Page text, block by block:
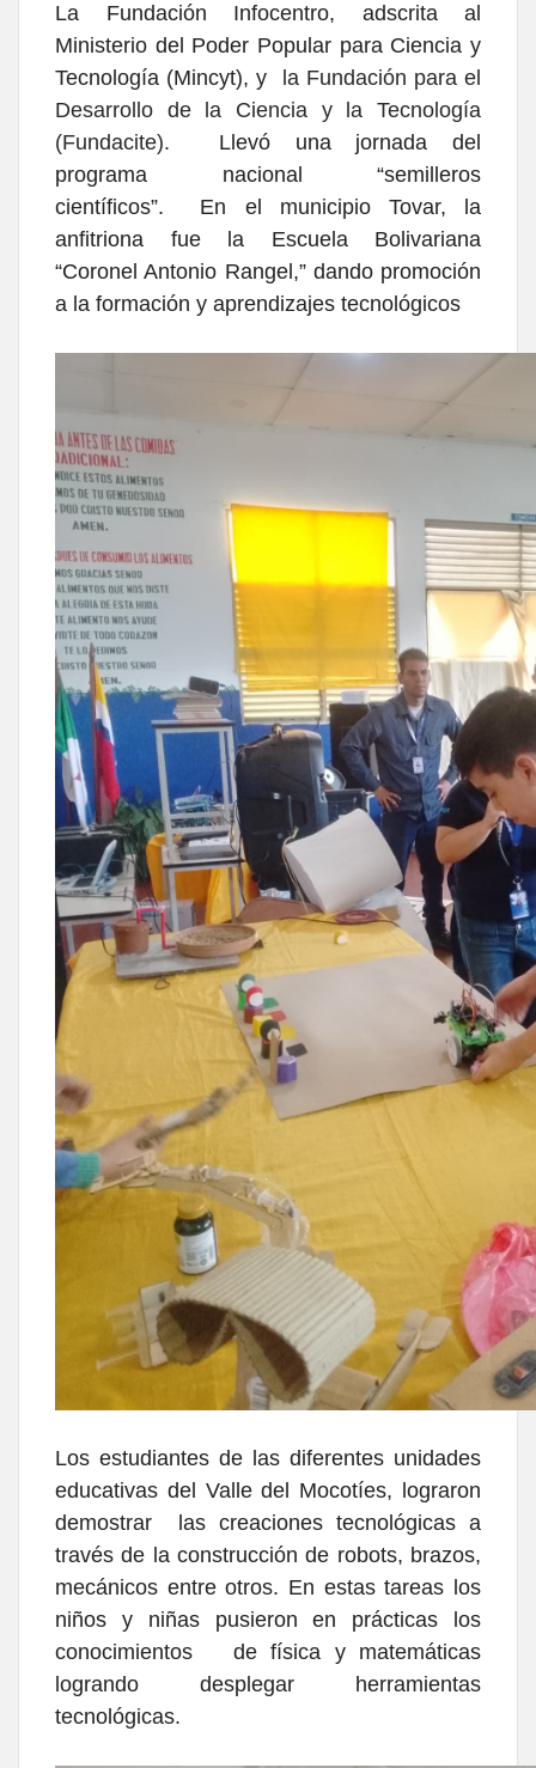
La Fundación Infocentro, adscrita al
Ministerio del Poder Popular para Ciencia y
Tecnología (Mincyt), y
la Fundación para el
Desarrollo de la Ciencia y la Tecnología
(Fundacite). Llevó una jornada del
programa nacional
“semilleros
científicos”.
En el municipio Tovar, la
anfitriona fue la
Escuela Bolivariana
“Coronel Antonio Rangel,” dando promoción
a la formación y aprendizajes tecnológicos
Los estudiantes de las diferentes unidades
educativas del Valle del Mocotíes, lograron
demostrar las creaciones tecnológicas a
través de la construcción de robots, brazos,
mecánicos entre otros. En estas tareas los
niños y niñas pusieron en prácticas los
conocimientos de física y matemáticas
logrando desplegar herramientas
tecnológicas.